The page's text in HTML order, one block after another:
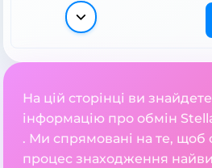
На цій сторінці ви
інформацію про обмін
. Ми спрямовані на те, щоб
процес знаходження